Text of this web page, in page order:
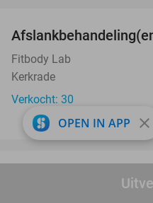
Fitbody Lab
Kerkrade
Verkocht: 30
Turkse tapasschotel
OPEN IN APP close